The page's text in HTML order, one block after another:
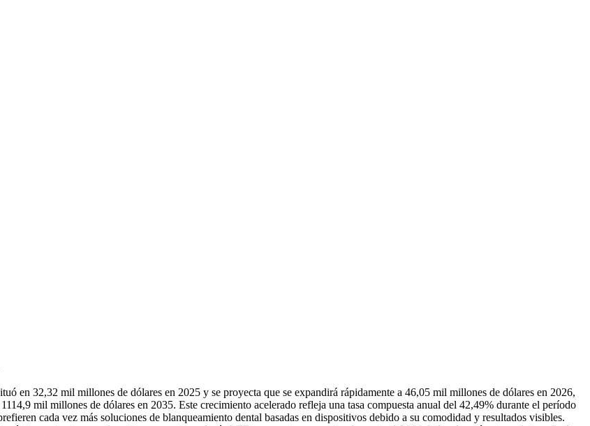
en 32,32 mil millones de dólares en 2025 y se proyecta que se expandirá rápidamente a 46,05 mil millones de dólares en 2026,
mil millones de dólares en 2035. Este crecimiento acelerado refleja una tasa compuesta anual del 42,49% durante el período
cada vez más soluciones de blanqueamiento dental basadas en dispositivos debido a su comodidad y resultados visibles.